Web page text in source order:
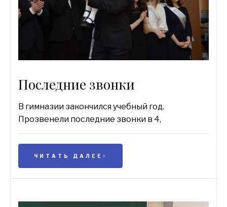
Последние звонки
В гимназии закончился учебный год.
Прозвенели последние звонки в 4,
ЧИТАТЬ ДАЛЕЕ